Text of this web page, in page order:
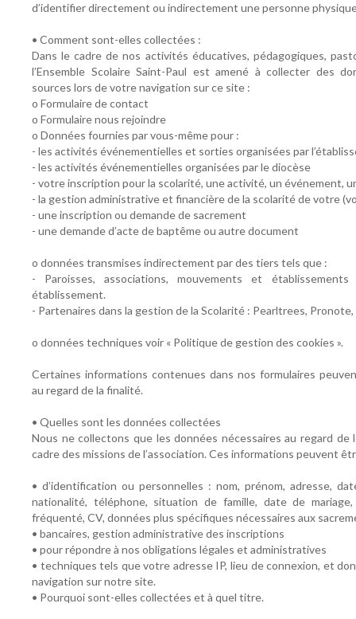
d’identifier directement ou indirectement une personne
• Comment sont-elles collectées :
Dans le cadre de nos activités éducatives, pédagogiques,
l’Ensemble Scolaire Saint-Paul est amené à collecter des
sources lors de votre navigation sur ce site :
o Formulaire de contact
o Formulaire nous rejoindre
o Données fournies par vous-même pour :
- les activités événementielles et sorties organisées par
- les activités événementielles organisées par le diocèse
- votre inscription pour la scolarité, une activité, un événement,
- la gestion administrative et financière de la scolarité de votre
- une inscription ou demande de sacrement
- une demande d’acte de baptême ou autre document
o données transmises indirectement par des tiers tels que :
- Paroisses, associations, mouvements et
établissement.
- Partenaires dans la gestion de la Scolarité : Pearltrees,
o données techniques voir « Politique de gestion des cookies ».
Certaines informations contenues dans nos formulaires
au regard de la finalité.
• Quelles sont les données collectées
Nous ne collectons que les données nécessaires au regard
cadre des missions de l’association. Ces informations peuvent
• d’identification ou personnelles : nom, prénom, adresse,
nationalité, téléphone, situation de famille, date de
fréquenté, CV, données plus spécifiques nécessaires aux
• bancaires, gestion administrative des inscriptions
• pour répondre à nos obligations légales et administratives
• techniques tels que votre adresse IP, lieu de connexion, et
navigation sur notre site.
• Pourquoi sont-elles collectées et à quel titre.